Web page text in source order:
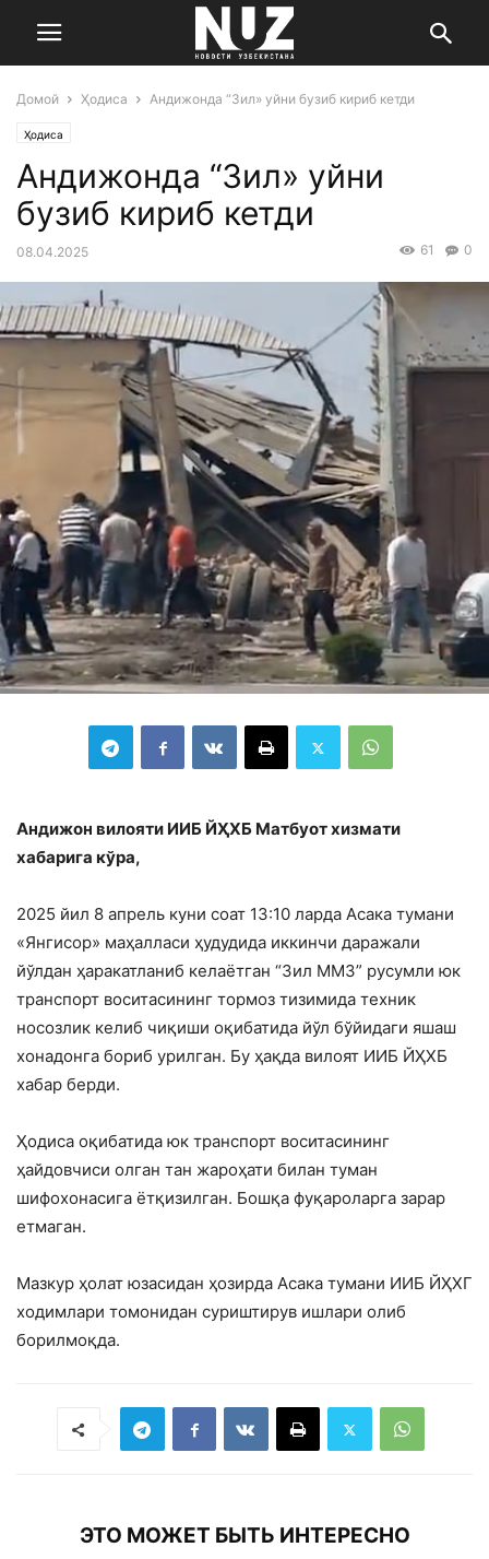
Домой Ҳодиса Андижонда “Зил» уйни бузиб кириб кетди
Ҳодиса
Андижонда “Зил» уйни
бузиб кириб кетди
08.04.2025 0
61
Андижон вилояти ИИБ ЙҲХБ Матбуот хизмати
хабарига кўра,
2025 йил 8 апрель куни соат 13:10 ларда Асака тумани
«Янгисор» маҳалласи ҳудудида иккинчи даражали
йўлдан ҳаракатланиб келаётган “Зил ММЗ” русумли юк
транспорт воситасининг тормоз тизимида техник
носозлик келиб чиқиши оқибатида йўл бўйидаги яшаш
хонадонга бориб урилган. Бу ҳақда вилоят ИИБ ЙҲХБ
хабар берди.
Ҳодиса оқибатида юк транспорт воситасининг
ҳайдовчиси олган тан жароҳати билан туман
шифохонасига ётқизилган. Бошқа фуқароларга зарар
етмаган.
Мазкур ҳолат юзасидан ҳозирда Асака тумани ИИБ ЙҲХГ
ходимлари томонидан суриштирув ишлари олиб
борилмоқда.
ЭТО МОЖЕТ БЫТЬ ИНТЕРЕСНО